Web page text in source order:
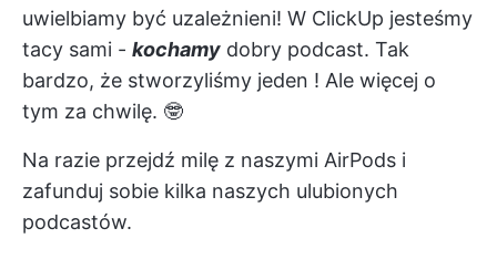
uwielbiamy być uzależnieni! W ClickUp jesteśmy
tacy sami - kochamy dobry podcast. Tak
bardzo, że stworzyliśmy jeden ! Ale więcej o
tym za chwilę. 🤓
Na razie przejdź milę z naszymi AirPods i
zafunduj sobie kilka naszych ulubionych
podcastów.